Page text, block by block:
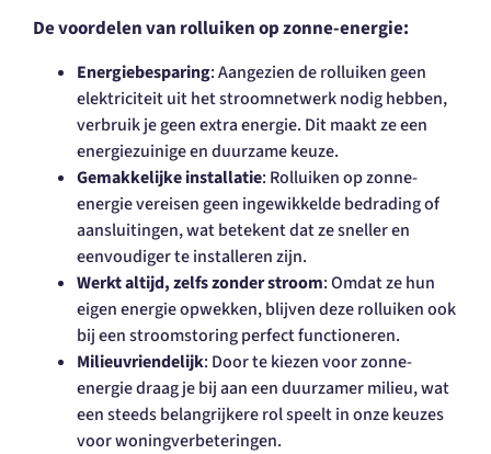
De voordelen van rolluiken op zonne-energie:
Energiebesparing: Aangezien de rolluiken geen
elektriciteit uit het stroomnetwerk nodig hebben,
verbruik je geen extra energie. Dit maakt ze een
energiezuinige en duurzame keuze.
Gemakkelijke installatie: Rolluiken op zonne-
energie vereisen geen ingewikkelde bedrading of
aansluitingen, wat betekent dat ze sneller en
eenvoudiger te installeren zijn.
Werkt altijd, zelfs zonder stroom: Omdat ze hun
eigen energie opwekken, blijven deze rolluiken ook
bij een stroomstoring perfect functioneren.
Milieuvriendelijk: Door te kiezen voor zonne-
energie draag je bij aan een duurzamer milieu, wat
een steeds belangrijkere rol speelt in onze keuzes
voor woningverbeteringen.